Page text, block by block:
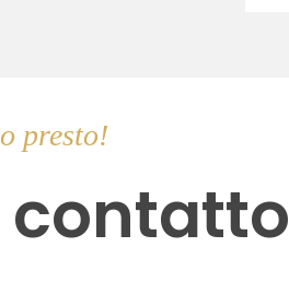
presto!